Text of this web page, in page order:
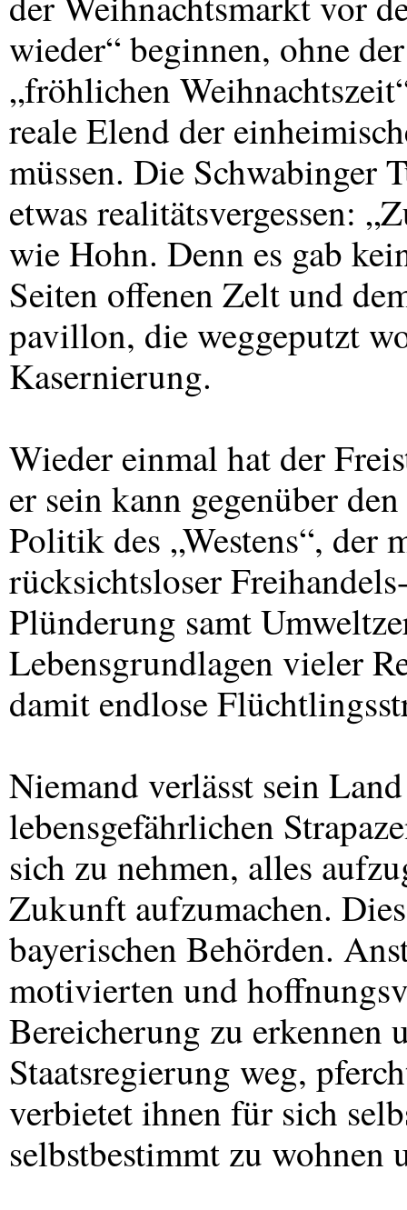
wieder“ beginnen, ohne
„fröhlichen
reale Elend der
müssen. Die Schwabinger
etwas realitätsvergessen:
wie Hohn. Denn es gab
Seiten offenen Zelt und
pavillon, die weggeputzt
Kasernierung.
Wieder einmal hat der
er sein kann gegenüber
Politik des „Westens“,
rücksichtsloser
Plünderung samt
Lebensgrundlagen vieler
damit endlose
Niemand verlässt sein
lebensgefährlichen
sich zu nehmen, alles
Zukunft aufzumachen.
bayerischen Behörden.
motivierten und
Bereicherung zu erkennen
Staatsregierung weg,
verbietet ihnen für sich
selbstbestimmt zu wohnen